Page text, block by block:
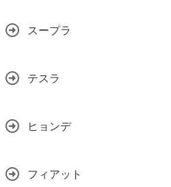
スープラ
テスラ
ヒョンデ
フィアット